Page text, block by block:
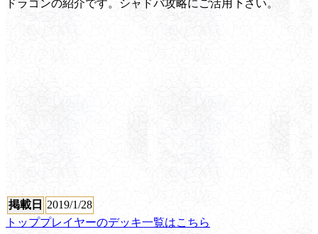
ドラゴンの紹介です。シャドバ攻略にご活用下さい。
掲載日
2019/1/28
トッププレイヤーのデッキ一覧はこちら